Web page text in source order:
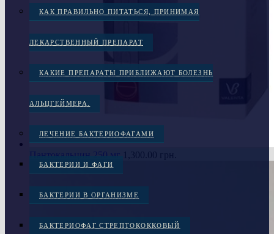
КАК ПРАВИЛЬНО ПИТАТЬСЯ, ПРИНИМАЯ
ЛЕКАРСТВЕННЫЙ ПРЕПАРАТ
КАКИЕ ПРЕПАРАТЫ ПРИБЛИЖАЮТ БОЛЕЗНЬ
АЛЬЦГЕЙМЕРА.
ЛЕЧЕНИЕ БАКТЕРИОФАГАМИ
БАКТЕРИИ И ФАГИ
БАКТЕРИИ В ОРГАНИЗМЕ
БАКТЕРИОФАГ СТРЕПТОКОККОВЫЙ
Пантокальцин 250 мг 1,300.00 грн.